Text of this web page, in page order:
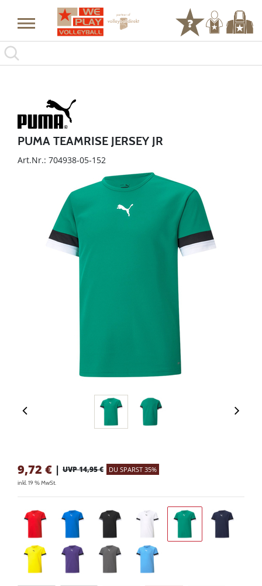
PUMA TEAMRISE JERSEY JR
Art.Nr.: 704938-05-152
9,72 € | UVP 14,95 € DU SPARST 35%
inkl. 19 % MwSt.